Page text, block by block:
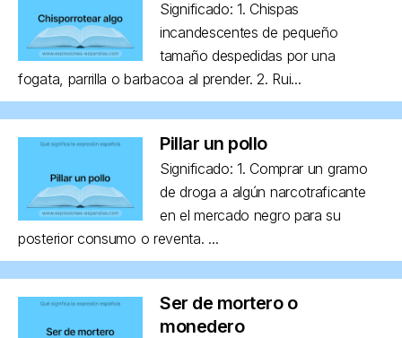
Significado: 1. Chispas
incandescentes de pequeño
tamaño despedidas por una
fogata, parrilla o barbacoa al prender. 2. Rui...
Pillar un pollo
Significado: 1. Comprar un gramo
de droga a algún narcotraficante
en el mercado negro para su
posterior consumo o reventa. ...
Ser de mortero o
monedero